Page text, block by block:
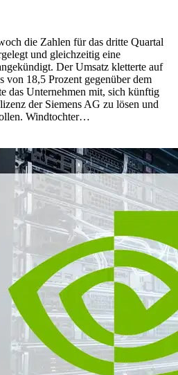
die Zahlen für das dritte Quartal
und gleichzeitig eine
Der Umsatz kletterte auf
von 18,5 Prozent gegenüber dem
das Unternehmen mit, sich künftig
der Siemens AG zu lösen und
Windtochter…